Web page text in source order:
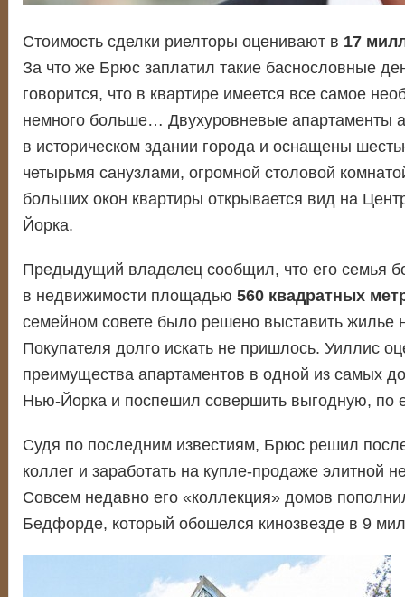
Стоимость сделки риелторы оценивают в 17
За что же Брюс заплатил такие баснословные
говорится, что в квартире имеется все самое
немного больше… Двухуровневые апартаменты
в историческом здании города и оснащены
четырьмя санузлами, огромной столовой
больших окон квартиры открывается вид на
Йорка.
Предыдущий владелец сообщил, что его семья
в недвижимости площадью 560 квадратных
семейном совете было решено выставить жилье
Покупателя долго искать не пришлось. Уиллис
преимущества апартаментов в одной из самых
Нью-Йорка и поспешил совершить выгодную, по
Судя по последним известиям, Брюс решил
коллег и заработать на купле-продаже элитной
Совсем недавно его «коллекция» домов
Бедфорде, который обошелся кинозвезде в 9